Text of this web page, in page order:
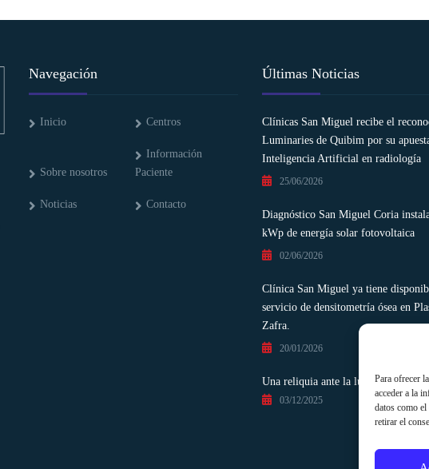
Para ofrecer
acceder a la
datos como
retirar el
Navegación
Inicio Centros
Sobre nosotros
Información
Paciente
Noticias Contacto
Últimas Noticias
Clínicas San Miguel recibe el
Luminaries de Quibim por su
Inteligencia Artificial en radiología
25/06/2026
Diagnóstico San Miguel Coria
kWp de energía solar fotovoltaica
02/06/2026
Clínica San Miguel ya tiene
servicio de densitometría ósea en
Zafra.
20/01/2026
Una reliquia ante la luz de la ciencia
03/12/2025